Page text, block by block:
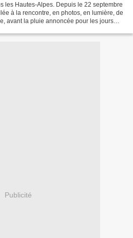
les Hautes-Alpes. Depuis le 22 septembre
à la rencontre, en photos, en lumière, de
avant la pluie annoncée pour les jours
Publicité